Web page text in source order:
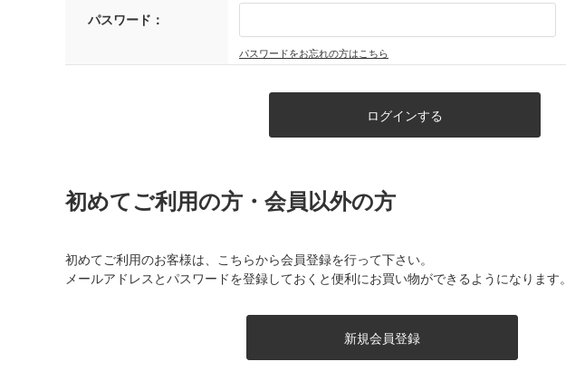
パスワード：
パスワードをお忘れの方はこちら
初めてご利用の方・会員以外の方
初めてご利用のお客様は、こちらから会員登録を行って下さい。
メールアドレスとパスワードを登録しておくと便利にお買い物ができるようになります。